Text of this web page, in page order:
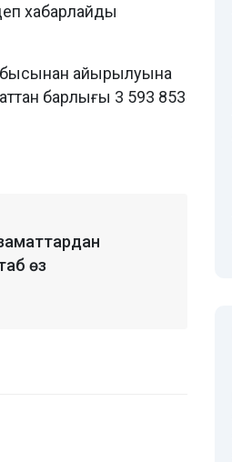
хабарлайды
айырылуына
барлығы 3 593 853
өз